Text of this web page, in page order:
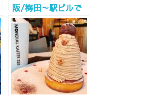
阪/梅田～駅ビルで
コワーキング！電源
Wi-Fi完備～